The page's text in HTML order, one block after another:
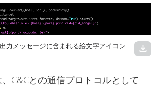
力メッセージに含まれる絵文字アイコン download
C&Cとの通信プロトコルとして